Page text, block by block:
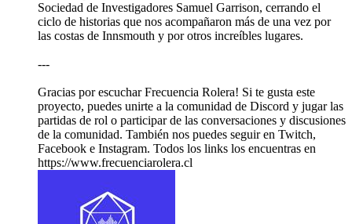
Sociedad de Investigadores Samuel Garrison, cerrando el
ciclo de historias que nos acompañaron más de una vez por
las costas de Innsmouth y por otros increíbles lugares.
---
Gracias por escuchar Frecuencia Rolera! Si te gusta este
proyecto, puedes unirte a la comunidad de Discord y jugar las
partidas de rol o participar de las conversaciones y discusiones
de la comunidad. También nos puedes seguir en Twitch,
Facebook e Instagram. Todos los links los encuentras en
https://www.frecuenciarolera.cl